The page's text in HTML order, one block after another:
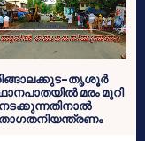
തൃശൂര്‍
മരം മുറി
നടക്കുന്നതിനാല്‍